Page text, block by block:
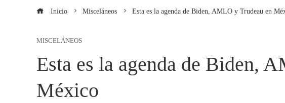
Inicio Misceláneos Esta es la agenda de Biden, AMLO y Trudeau en
MISCELÁNEOS
Esta es la agenda de Biden,
México